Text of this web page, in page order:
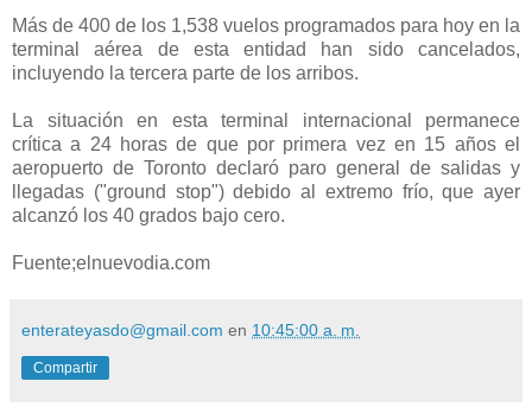
Más de 400 de los 1,538 vuelos programados para hoy en la
terminal aérea de esta entidad han sido cancelados,
incluyendo la tercera parte de los arribos.
La situación en esta terminal internacional permanece
crítica a 24 horas de que por primera vez en 15 años el
aeropuerto de Toronto declaró paro general de salidas y
llegadas ("ground stop") debido al extremo frío, que ayer
alcanzó los 40 grados bajo cero.
Fuente;elnuevodia.com
enterateyasdo@gmail.com en 10:45:00 a. m.
Compartir